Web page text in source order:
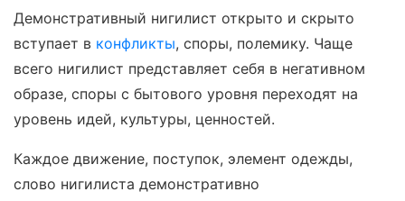
Демонстративный нигилист открыто и скрыто
вступает в конфликты, споры, полемику. Чаще
всего нигилист представляет себя в негативном
образе, споры с бытового уровня переходят на
уровень идей, культуры, ценностей.
Каждое движение, поступок, элемент одежды,
слово нигилиста демонстративно